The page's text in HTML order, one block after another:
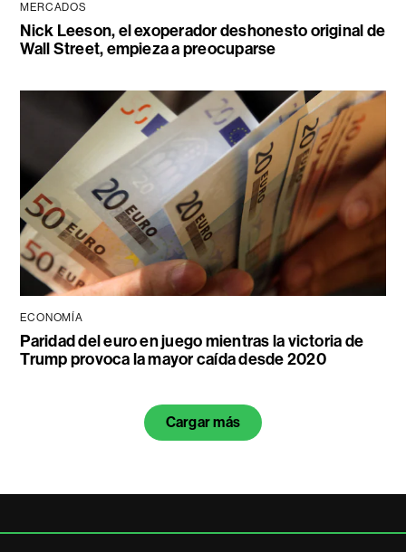
MERCADOS
Nick Leeson, el exoperador deshonesto original de
Wall Street, empieza a preocuparse
ECONOMÍA
Paridad del euro en juego mientras la victoria de
Trump provoca la mayor caída desde 2020
Cargar más